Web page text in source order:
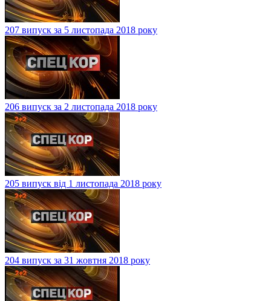
207 випуск за 5 листопада 2018 року
206 випуск за 2 листопада 2018 року
205 випуск від 1 листопада 2018 року
204 випуск за 31 жовтня 2018 року